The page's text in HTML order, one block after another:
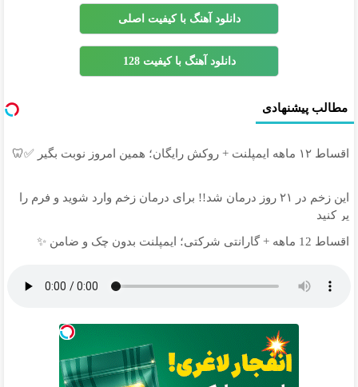
دانلود آهنگ با کیفیت اصلی
دانلود آهنگ با کیفیت 128
مطالب پیشنهادی
اقساط ۱۲ ماهه ایمپلنت + روکش رایگان؛ همین امروز نوبت بگیر ✅🦷
این زخم در ۲۱ روز درمان شد!! برای درمان زخم وارد شوید و فرم را
پر کنید
اقساط 12 ماهه + گارانتی شرکتی؛ ایمپلنت بدون چک و ضامن ✨